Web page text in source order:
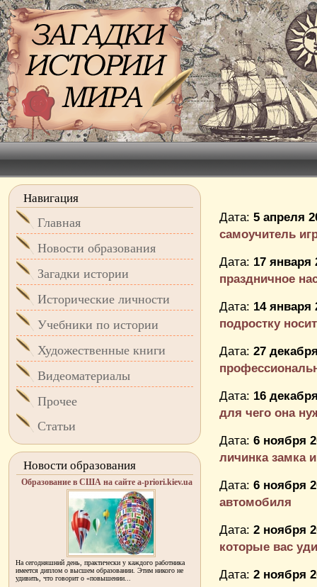
Дата: 5 апреля
самоучитель
Дата: 17 января
праздничное
Дата: 14 января
подростку
Дата: 27
Дата: 16
для чего она
Дата: 6 ноября
личинка замка
Дата: 6 ноября
автомобиля
Дата: 2 ноября
которые вас
Дата: 2 ноября
Навигация
Главная
Новости образования
Загадки истории
Исторические личности
Учебники по истории
Художественные книги
Видеоматериалы
Прочее
Статьи
Новости образования
Образование в США на сайте a-priori.kiev.ua
На сегодняшний день, практически у каждого работника
имеется диплом о высшем образовании. Этим никого не
удивить, что говорит о «повышении...